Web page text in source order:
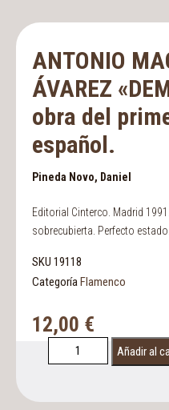
ANTONIO
ÁVAREZ
obra del
español.
Pineda Novo, Daniel
Editorial Cinterco. Madrid
sobrecubierta. Perfecto estado.
SKU 19118
CategoríaFlamenco
12,00 €
Añadir al